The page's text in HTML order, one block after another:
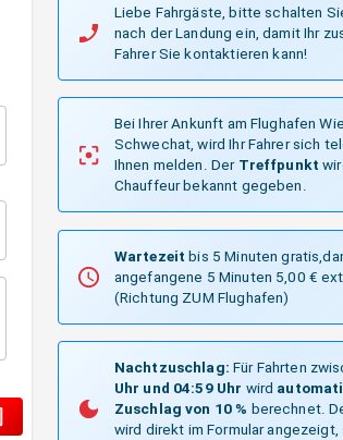
Liebe Fahrgäste, bitte schalten
nach der Landung ein, damit Ihr
Fahrer Sie kontaktieren kann!
Bei Ihrer Ankunft am Flughafen
Schwechat, wird Ihr Fahrer sich
Ihnen melden. Der Treffpunkt
Chauffeur bekannt gegeben.
Wartezeit bis 5 Minuten
angefangene 5 Minuten 5,00 €
(Richtung ZUM Flughafen)
Nachtzuschlag: Für Fahrten
Uhr und 04:59 Uhr wird
Zuschlag von 10 % berechnet.
wird direkt im Formular angezeigt,